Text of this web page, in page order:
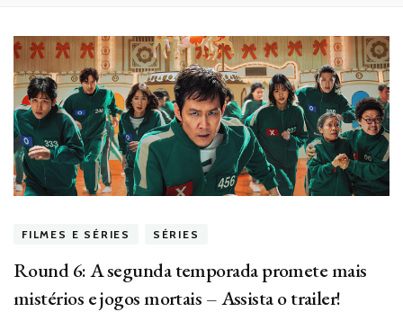
FILMES E SÉRIES SÉRIES
Round 6: A segunda temporada promete mais
mistérios e jogos mortais – Assista o trailer!